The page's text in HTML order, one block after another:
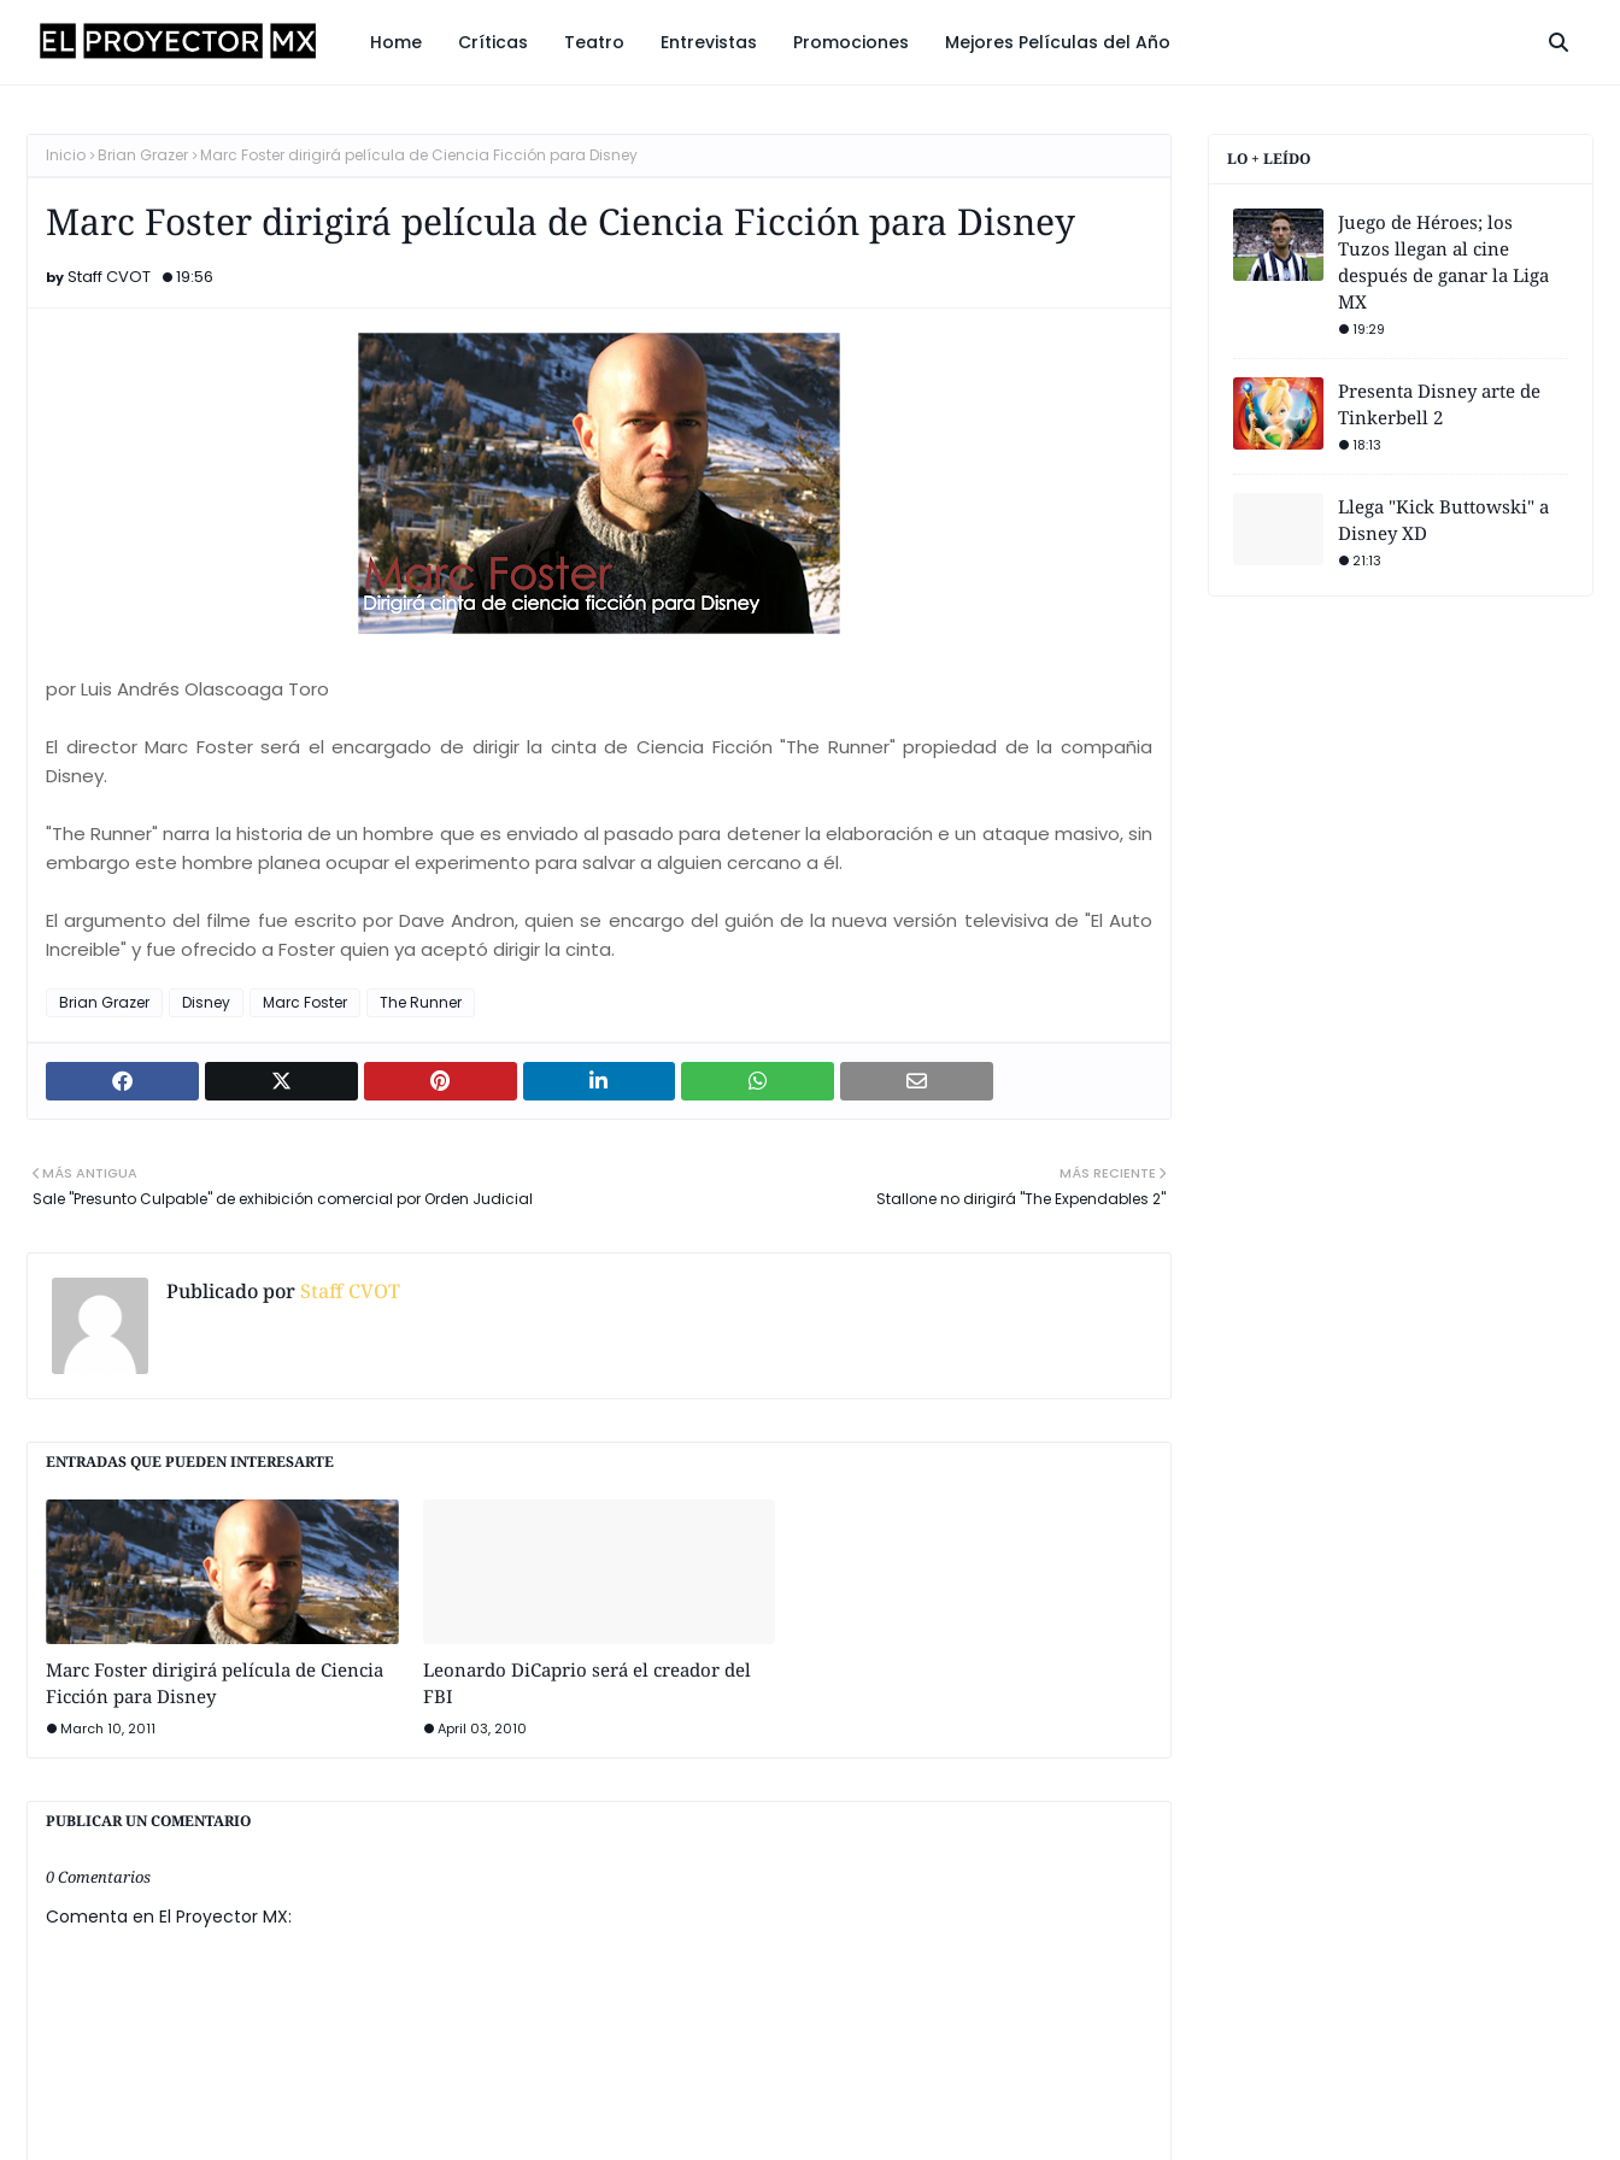
Home Críticas Teatro Entrevistas Promociones Mejores Películas del Año
Inicio Brian Grazer Marc Foster dirigirá película de Ciencia Ficción para Disney
Marc Foster dirigirá película de Ciencia Ficción para Disney
Staff CVOT 19:56
por Luis Andrés Olascoaga Toro
El director Marc Foster será el encargado de dirigir la cinta de Ciencia Ficción "The Runner" propiedad de la compañia
Disney.
"The Runner" narra la historia de un hombre que es enviado al pasado para detener la elaboración e un ataque masivo, sin
embargo este hombre planea ocupar el experimento para salvar a alguien cercano a él.
El argumento del filme fue escrito por Dave Andron, quien se encargo del guión de la nueva versión televisiva de "El Auto
Increible" y fue ofrecido a Foster quien ya aceptó dirigir la cinta.
Brian Grazer Disney Marc Foster The Runner
MÁS RECIENTE
Stallone no dirigirá "The Expendables 2"
MÁS ANTIGUA
Sale "Presunto Culpable" de exhibición comercial por Orden Judicial
Publicado porStaff CVOT
ENTRADAS QUE PUEDEN INTERESARTE
Marc Foster dirigirá película de Ciencia
Ficción para Disney
March 10, 2011
Leonardo DiCaprio será el creador del
FBI
April 03, 2010
PUBLICAR UN COMENTARIO
0 Comentarios
Comenta en El Proyector MX:
LO + LEÍDO
Juego de Héroes; los
Tuzos llegan al cine
después de ganar la Liga
MX
19:29
Presenta Disney arte de
Tinkerbell 2
18:13
Llega "Kick Buttowski" a
Disney XD
21:13